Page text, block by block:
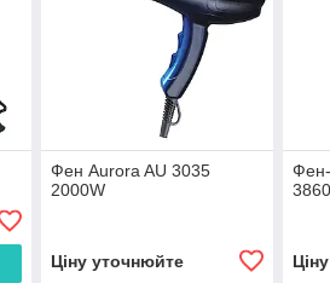
Фен Aurora AU 3035
2000W
Ціну уточнюйте